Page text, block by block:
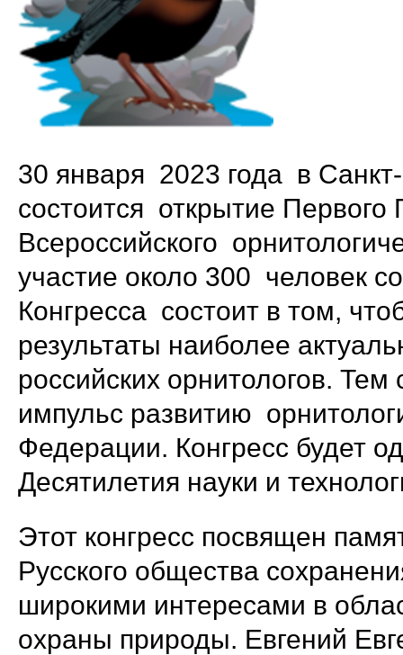
30 января 2023 года в
состоится открытие
Всероссийского
участие около 300 человек
Конгресса состоит в том,
результаты наиболее
российских орнитологов.
импульс развитию
Федерации. Конгресс будет
Десятилетия науки и
Этот конгресс посвящен
Русского общества
широкими интересами в
охраны природы. Евгений